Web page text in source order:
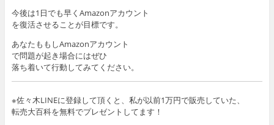
今後は1日でも早くAmazonアカウント
を復活させることが目標です。
あなたももしAmazonアカウント
で問題が起き場合にはぜひ
落ち着いて行動してみてください。
※佐々木LINEに登録して頂くと、私が以前1万円で販売していた、
転売大百科を無料でプレゼントしてます！